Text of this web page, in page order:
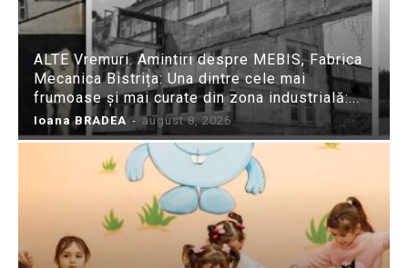
ALTE Vremuri. Amintiri despre MEBIS, Fabrica
Mecanica Bistrița: Una dintre cele mai
frumoase și mai curate din zona industrială:...
Ioana BRADEA - august 8, 2026